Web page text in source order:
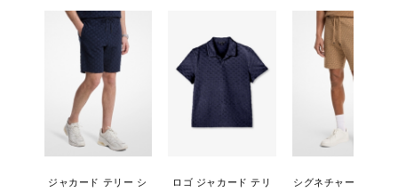
ジャカード テリー シ
ロゴ ジャカード テリ
シグネチャーロゴ コ